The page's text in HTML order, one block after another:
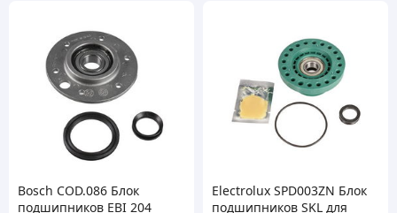
Bosch COD.086 Блок
подшипников EBI 204
Electrolux SPD003ZN Блок
подшипников SKL для